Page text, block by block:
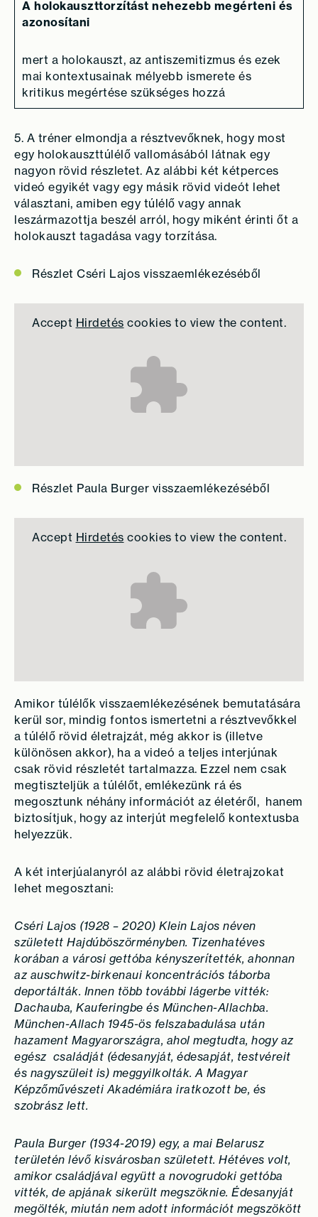
A holokauszttorzítást nehezebb megérteni és
azonosítani
mert a holokauszt, az antiszemitizmus és ezek
mai kontextusainak mélyebb ismerete és
kritikus megértése szükséges hozzá
5. A tréner elmondja a résztvevőknek, hogy most
egy holokauszttúlélő vallomásából látnak egy
nagyon rövid részletet. Az alábbi két kétperces
videó egyikét vagy egy másik rövid videót lehet
választani, amiben egy túlélő vagy annak
leszármazottja beszél arról, hogy miként érinti őt a
holokauszt tagadása vagy torzítása.
Részlet Cséri Lajos visszaemlékezéséből
Accept Hirdetés cookies to view the content.
Részlet Paula Burger visszaemlékezéséből
Accept Hirdetés cookies to view the content.
Amikor túlélők visszaemlékezésének bemutatására
kerül sor, mindig fontos ismertetni a résztvevőkkel
a túlélő rövid életrajzát, még akkor is (illetve
különösen akkor), ha a videó a teljes interjúnak
csak rövid részletét tartalmazza. Ezzel nem csak
megtiszteljük a túlélőt, emlékezünk rá és
megosztunk néhány információt az életéről, hanem
biztosítjuk, hogy az interjút megfelelő kontextusba
helyezzük.
A két interjúalanyról az alábbi rövid életrajzokat
lehet megosztani:
Cséri Lajos (1928 – 2020) Klein Lajos néven
született Hajdúböszörményben. Tizenhatéves
korában a városi gettóba kényszerítették, ahonnan
az auschwitz-birkenaui koncentrációs táborba
deportálták. Innen több további lágerbe vitték:
Dachauba, Kauferingbe és München-Allachba.
München-Allach 1945-ös felszabadulása után
hazament Magyarországra, ahol megtudta, hogy az
egész családját (édesanyját, édesapját, testvéreit
és nagyszüleit is) meggyilkolták. A Magyar
Képzőművészeti Akadémiára iratkozott be, és
szobrász lett.
Paula Burger (1934-2019) egy, a mai Belarusz
területén lévő kisvárosban született. Hétéves volt,
amikor családjával együtt a novogrudoki gettóba
vitték, de apjának sikerült megszöknie. Édesanyját
megölték, miután nem adott információt megszökött